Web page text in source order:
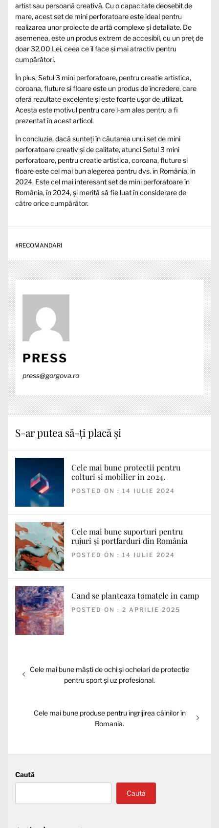
artist sau persoană creativă. Cu o capacitate deosebit de
mare, acest set de mini perforatoare este ideal pentru
realizarea unor proiecte de artă complexe și detaliate. De
asemenea, este un produs extrem de accesibil, cu un preț de
doar 32,00 Lei, ceea ce îl face și mai atractiv pentru
cumpărători.
În plus, Setul 3 mini perforatoare, pentru creatie artistica,
coroana, fluture si floare este un produs de încredere, care
oferă rezultate excelente și este foarte ușor de utilizat.
Acesta este motivul pentru care l-am ales pentru a fi
prezentat în acest articol.
În concluzie, dacă sunteți în căutarea unui set de mini
perforatoare creativ și de calitate, atunci Setul 3 mini
perforatoare, pentru creatie artistica, coroana, fluture si
floare este cel mai bun alegerea pentru dvs. în România, în
2024. Este cel mai interesant set de mini perforatoare în
România, în 2024, și merită să fie luat în considerare de
către orice cumpărător.
#RECOMANDARI
PRESS
press@gorgova.ro
S-ar putea să-ți placă și
Cele mai bune protectii pentru
colturi si mobilier in 2024.
POSTED ON : 14 IULIE 2024
Cele mai bune suporturi pentru
rujuri și portfarduri din România
POSTED ON : 14 IULIE 2024
Cand se planteaza tomatele in camp
POSTED ON : 2 APRILIE 2025
Navigare
în
Articolul
Cele mai bune măști de ochi și ochelari de protecție
pentru sport și uz profesional.
Articolul
Cele mai bune produse pentru îngrijirea câinilor în
Romania.
Caută
Caută